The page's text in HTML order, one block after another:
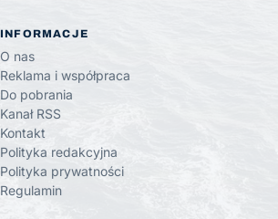
INFORMACJE
O nas
Reklama i współpraca
Do pobrania
Kanał RSS
Kontakt
Polityka redakcyjna
Polityka prywatności
Regulamin